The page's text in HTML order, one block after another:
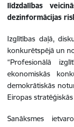
līdzdalības
dezinformācijas
Izglītības daļā,
konkurētspējā un
“Profesionālā
ekonomiskās
demokrātiskās
Eiropas
Sanāksmes